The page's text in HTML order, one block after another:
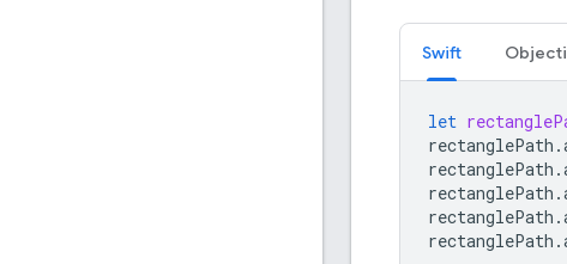
Swift
let
rectanglePath .
rectanglePath .
rectanglePath .
rectanglePath .
rectanglePath .